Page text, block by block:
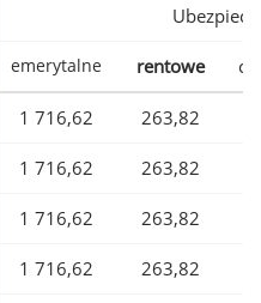
emerytalne rentowe
1 716,62 263,82
1 716,62 263,82
1 716,62 263,82
1 716,62 263,82